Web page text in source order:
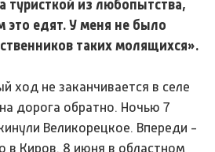
из любопытства,
это едят. У меня не было
таких молящихся».
ход не заканчивается в селе
дорога обратно. Ночью 7
Великорецкое. Впереди -
в Киров. 8 июня в областном